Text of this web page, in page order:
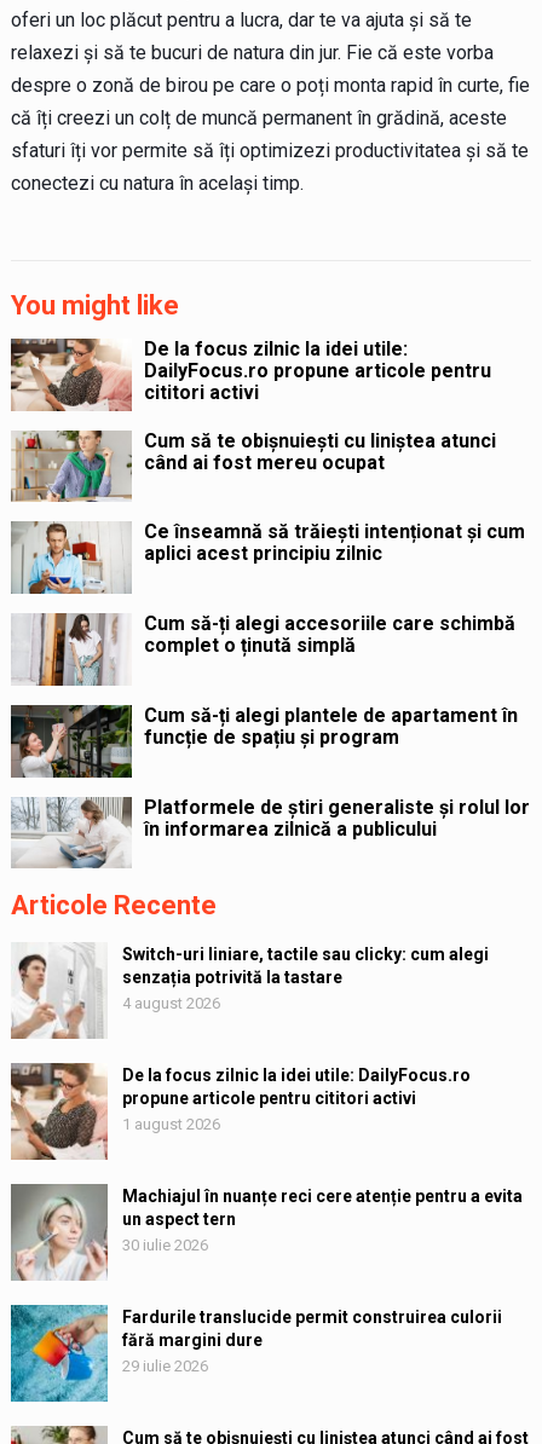
oferi un loc plăcut pentru a lucra, dar te va ajuta și să te
relaxezi și să te bucuri de natura din jur. Fie că este vorba
despre o zonă de birou pe care o poți monta rapid în curte, fie
că îți creezi un colț de muncă permanent în grădină, aceste
sfaturi îți vor permite să îți optimizezi productivitatea și să te
conectezi cu natura în același timp.
You might like
De la focus zilnic la idei utile:
DailyFocus.ro propune articole pentru
cititori activi
Cum să te obișnuiești cu liniștea atunci
când ai fost mereu ocupat
Ce înseamnă să trăiești intenționat și cum
aplici acest principiu zilnic
Cum să-ți alegi accesoriile care schimbă
complet o ținută simplă
Cum să-ți alegi plantele de apartament în
funcție de spațiu și program
Platformele de știri generaliste și rolul lor
în informarea zilnică a publicului
Articole Recente
Switch-uri liniare, tactile sau clicky: cum alegi
senzația potrivită la tastare
4 august 2026
De la focus zilnic la idei utile: DailyFocus.ro
propune articole pentru cititori activi
1 august 2026
Machiajul în nuanțe reci cere atenție pentru a evita
un aspect tern
30 iulie 2026
Fardurile translucide permit construirea culorii
fără margini dure
29 iulie 2026
Cum să te obișnuiești cu liniștea atunci când ai fost